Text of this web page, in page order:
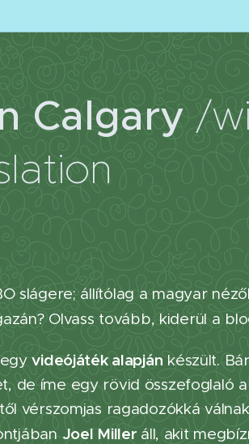
Calgary /
slágere; állítólag a magyar
Olvass tovább, kiderül a
egyvideójáték alapján készült.
de íme egy rövid összefoglaló
vérszomjas ragadozókká
Joel Miller áll, akit